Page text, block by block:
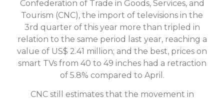
Confederation of Trade in Goods, Services, and
Tourism (CNC), the import of televisions in the
3rd quarter of this year more than tripled in
relation to the same period last year, reaching a
value of US$ 2.41 million; and the best, prices on
smart TVs from 40 to 49 inches had a retraction
of 5.8% compared to April.
CNC still estimates that the movement in